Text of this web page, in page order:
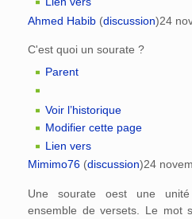
Ahmed Habib (discussion)24
C'est quoi un sourate ?
Parent
Voir l’historique
Modifier cette page
Lien vers
Mimimo76 (discussion)24
Une sourate oest une
ensemble de versets. Le mot